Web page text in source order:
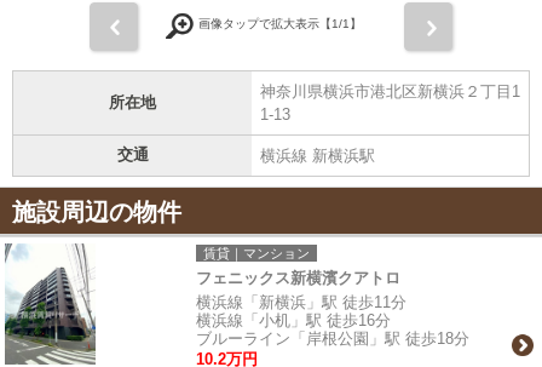
画像タップで拡大表示【1/1】
所在地
神奈川県横浜市港北区新横浜２丁目1
1-13
交通 横浜線 新横浜駅
施設周辺の物件
賃貸｜マンション
フェニックス新横濱クアトロ
横浜線「新横浜」駅 徒歩11分
横浜線「小机」駅 徒歩16分
ブルーライン「岸根公園」駅 徒歩18分
10.2万円